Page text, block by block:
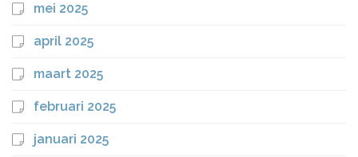
mei 2025
april 2025
maart 2025
februari 2025
januari 2025